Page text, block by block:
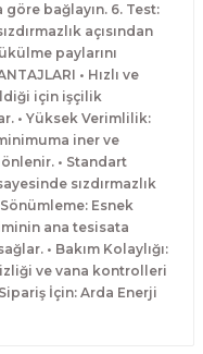
bağlayın. 6. Test:
açısından
paylarını
• Hızlı ve
için işçilik
• Yüksek Verimlilik:
iner ve
• Standart
sızdırmazlık
Esnek
ana tesisata
• Bakım Kolaylığı:
ve vana kontrolleri
İçin: Arda Enerji